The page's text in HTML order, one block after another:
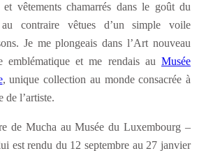
vêtements chamarrés dans le goût du
contraire vêtues d’un simple voile
Je me plongeais dans l’Art nouveau
et me rendais au Musée
, unique collection au monde consacrée à
de l’artiste.
de Mucha au Musée du Luxembourg –
est rendu du 12 septembre au 27 janvier